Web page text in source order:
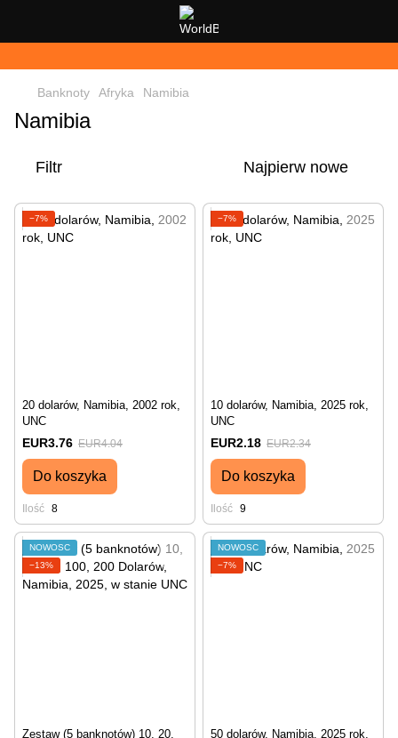
Banknoty Afryka Namibia
Namibia
Filtr Najpierw nowe
−7%
20 dolarów, Namibia, 2002 rok,
UNC
EUR3.76 EUR4.04
Do koszyka
Ilość 8
−7%
10 dolarów, Namibia, 2025 rok,
UNC
EUR2.18 EUR2.34
Do koszyka
Ilość 9
NOWOŚĆ
−13%
Zestaw (5 banknotów) 10, 20,
NOWOŚĆ
−7%
50 dolarów, Namibia, 2025 rok,